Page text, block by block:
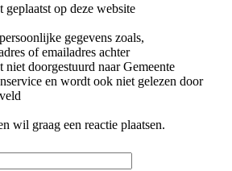
op deze website
gegevens zoals,
of emailadres achter
doorgestuurd naar Gemeente
en wordt ook niet gelezen door
wil graag een reactie plaatsen.